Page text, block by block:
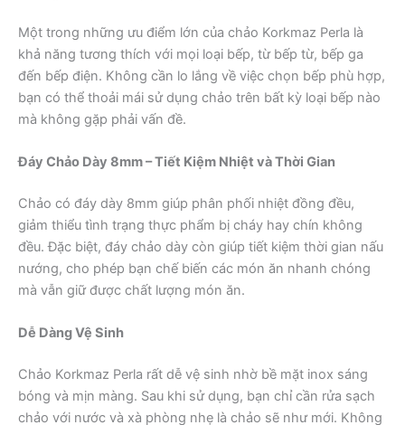
Một trong những ưu điểm lớn của chảo Korkmaz Perla là
khả năng tương thích với mọi loại bếp, từ bếp từ, bếp ga
đến bếp điện. Không cần lo lắng về việc chọn bếp phù hợp,
bạn có thể thoải mái sử dụng chảo trên bất kỳ loại bếp nào
mà không gặp phải vấn đề.
Đáy Chảo Dày 8mm – Tiết Kiệm Nhiệt và Thời Gian
Chảo có đáy dày 8mm giúp phân phối nhiệt đồng đều,
giảm thiểu tình trạng thực phẩm bị cháy hay chín không
đều. Đặc biệt, đáy chảo dày còn giúp tiết kiệm thời gian nấu
nướng, cho phép bạn chế biến các món ăn nhanh chóng
mà vẫn giữ được chất lượng món ăn.
Dễ Dàng Vệ Sinh
Chảo Korkmaz Perla rất dễ vệ sinh nhờ bề mặt inox sáng
bóng và mịn màng. Sau khi sử dụng, bạn chỉ cần rửa sạch
chảo với nước và xà phòng nhẹ là chảo sẽ như mới. Không